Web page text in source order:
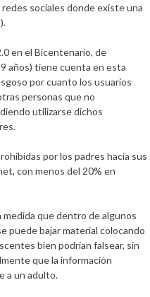
sociales donde existe una
en el Bicentenario, de
años) tiene cuenta en esta
por cuanto los usuarios
personas que no
utilizarse dichos
por los padres hacia sus
con menos del 20% en
que dentro de algunos
puede bajar material colocando
bien podrían falsear, sin
que la información
a un adulto.